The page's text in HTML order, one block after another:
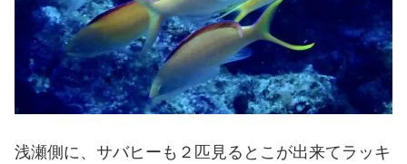
浅瀬側に、サバヒーも２匹見るとこが出来てラッキ